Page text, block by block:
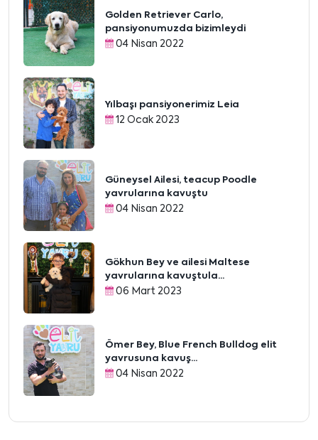
Golden Retriever Carlo,
pansiyonumuzda bizimleydi
04 Nisan 2022
Yılbaşı pansiyonerimiz Leia
12 Ocak 2023
Güneysel Ailesi, teacup Poodle
yavrularına kavuştu
04 Nisan 2022
Gökhun Bey ve ailesi Maltese
yavrularına kavuştula...
06 Mart 2023
Ömer Bey, Blue French Bulldog elit
yavrusuna kavuş...
04 Nisan 2022